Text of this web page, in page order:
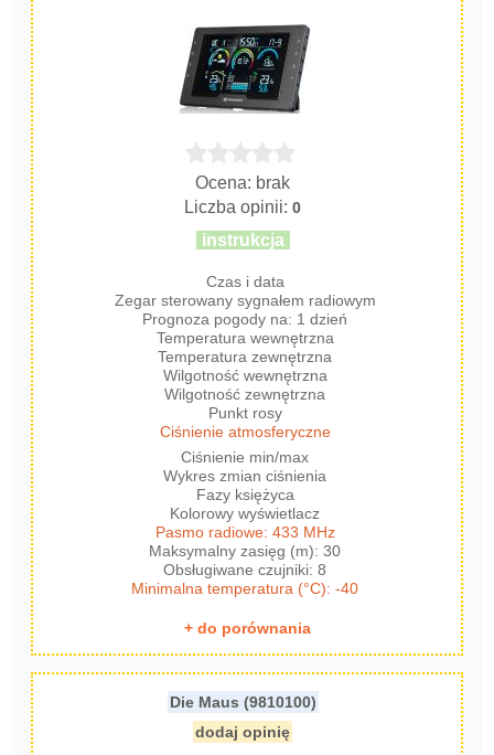
Ocena: brak
Liczba opinii:0
instrukcja
Czas i data
Zegar sterowany sygnałem radiowym
Prognoza pogody na: 1 dzień
Temperatura wewnętrzna
Temperatura zewnętrzna
Wilgotność wewnętrzna
Wilgotność zewnętrzna
Punkt rosy
Ciśnienie atmosferyczne
Ciśnienie min/max
Wykres zmian ciśnienia
Fazy księżyca
Kolorowy wyświetlacz
Pasmo radiowe: 433 MHz
Maksymalny zasięg (m): 30
Obsługiwane czujniki: 8
Minimalna temperatura (°C): -40
+ do porównania
Die Maus (9810100)
dodaj opinię